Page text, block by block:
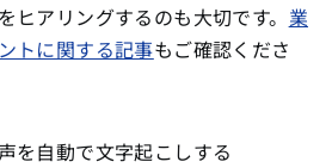
ヒアリングするのも大切です。 業
トに関する記事もご確認くださ
を自動で文字起こしする